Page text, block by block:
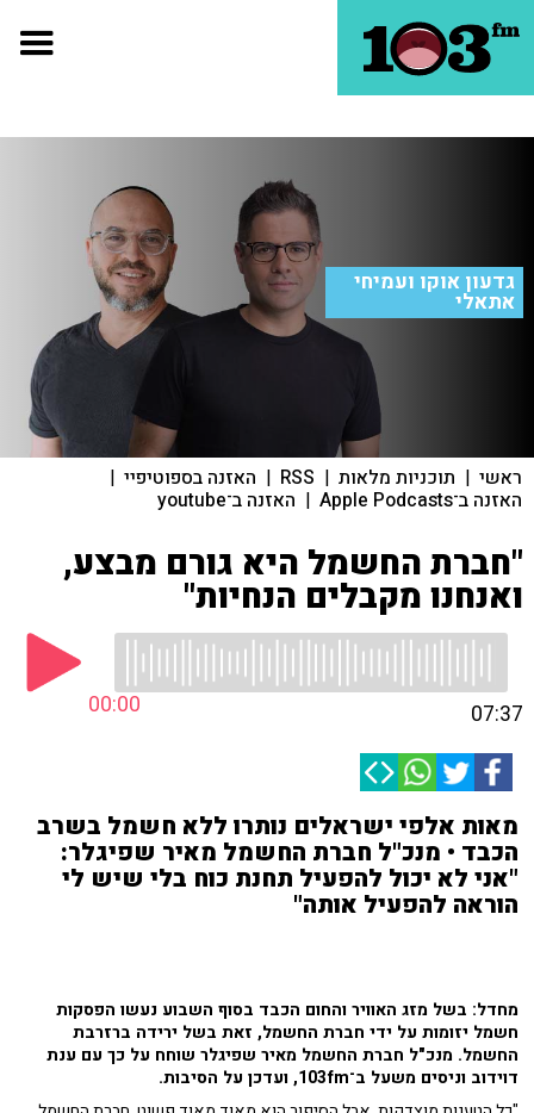
גדעון אוקו ועמיחי
אתאלי
ראשי | תוכניות מלאות |
RSS
| האזנה בספוטיפיי |
האזנה ב־Apple Podcasts | האזנה ב־youtube
"חברת החשמל היא גורם מבצע,
ואנחנו מקבלים הנחיות"
00:00 07:37
מאות אלפי ישראלים נותרו ללא חשמל בשרב
הכבד • מנכ"ל חברת החשמל מאיר שפיגלר:
"אני לא יכול להפעיל תחנת כוח בלי שיש לי
הוראה להפעיל אותה"
מחדל: בשל מזג האוויר והחום הכבד בסוף השבוע נעשו הפסקות
חשמל יזומות על ידי חברת החשמל, זאת בשל ירידה ברזרבת
החשמל. מנכ"ל חברת החשמל מאיר שפיגלר שוחח על כך עם ענת
דוידוב וניסים משעל ב־103fm, ועדכן על הסיבות.